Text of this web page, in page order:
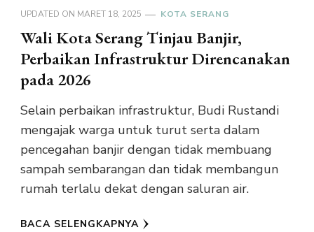
UPDATED ON MARET 18, 2025 KOTA SERANG
Wali Kota Serang Tinjau Banjir,
Perbaikan Infrastruktur Direncanakan
pada 2026
Selain perbaikan infrastruktur, Budi Rustandi
mengajak warga untuk turut serta dalam
pencegahan banjir dengan tidak membuang
sampah sembarangan dan tidak membangun
rumah terlalu dekat dengan saluran air.
BACA SELENGKAPNYA